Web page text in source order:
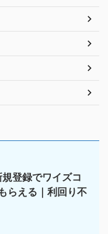
規登録でワイズコ
らえる｜利回り不